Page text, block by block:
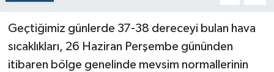
Geçtiğimiz günlerde 37-38 dereceyi bulan hava
sıcaklıkları, 26 Haziran Perşembe gününden
itibaren bölge genelinde mevsim normallerinin